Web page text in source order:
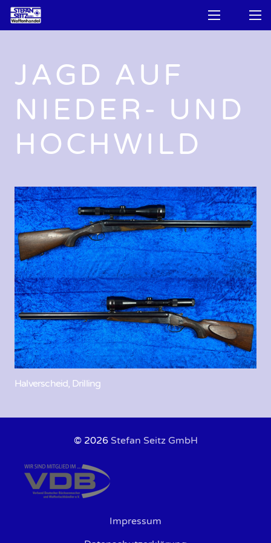
JAGD AUF
NIEDER- UND
HOCHWILD
Halverscheid, Drilling
© 2026 Stefan Seitz GmbH
Impressum